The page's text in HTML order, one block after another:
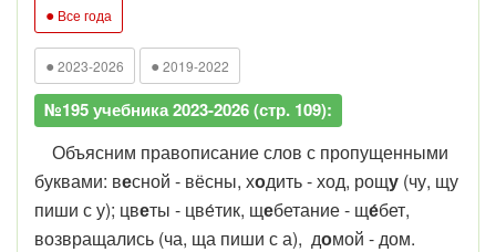
● Все года
● 2023-2026 ● 2019-2022
№195 учебника 2023-2026 (стр. 109):
Объясним правописание слов с пропущенными
буквами: весной - вёсны, ходить - ход, рощу (чу, щу
пиши с у); цветы - цве́тик, щебетание - ще́бет,
возвращались (ча, ща пиши с а), домой - дом.